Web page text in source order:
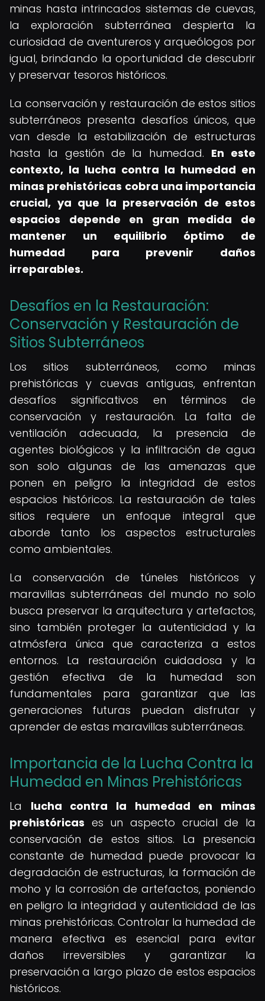
minas hasta intrincados sistemas de cuevas,
la exploración subterránea despierta la
curiosidad de aventureros y arqueólogos por
igual, brindando la oportunidad de descubrir
y preservar tesoros históricos.
La conservación y restauración de estos sitios
subterráneos presenta desafíos únicos, que
van desde la estabilización de estructuras
hasta la gestión de la humedad. En este
contexto, la lucha contra la humedad en
minas prehistóricas cobra una importancia
crucial, ya que la preservación de estos
espacios depende en gran medida de
mantener un equilibrio óptimo de
humedad para prevenir daños
irreparables.
Desafíos en la Restauración:
Conservación y Restauración de
Sitios Subterráneos
Los sitios subterráneos, como minas
prehistóricas y cuevas antiguas, enfrentan
desafíos significativos en términos de
conservación y restauración. La falta de
ventilación adecuada, la presencia de
agentes biológicos y la infiltración de agua
son solo algunas de las amenazas que
ponen en peligro la integridad de estos
espacios históricos. La restauración de tales
sitios requiere un enfoque integral que
aborde tanto los aspectos estructurales
como ambientales.
La conservación de túneles históricos y
maravillas subterráneas del mundo no solo
busca preservar la arquitectura y artefactos,
sino también proteger la autenticidad y la
atmósfera única que caracteriza a estos
entornos. La restauración cuidadosa y la
gestión efectiva de la humedad son
fundamentales para garantizar que las
generaciones futuras puedan disfrutar y
aprender de estas maravillas subterráneas.
Importancia de la Lucha Contra la
Humedad en Minas Prehistóricas
La lucha contra la humedad en minas
prehistóricas es un aspecto crucial de la
conservación de estos sitios. La presencia
constante de humedad puede provocar la
degradación de estructuras, la formación de
moho y la corrosión de artefactos, poniendo
en peligro la integridad y autenticidad de las
minas prehistóricas. Controlar la humedad de
manera efectiva es esencial para evitar
daños irreversibles y garantizar la
preservación a largo plazo de estos espacios
históricos.